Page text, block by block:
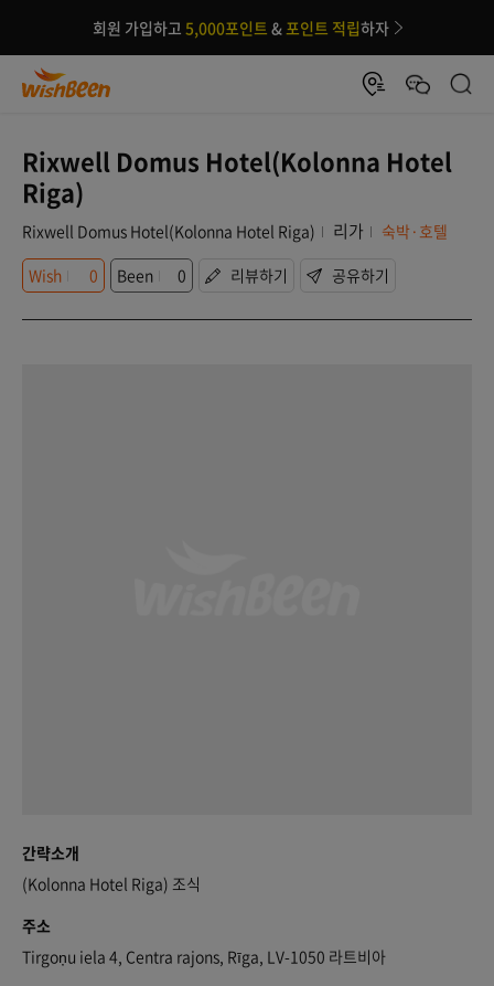
회원 가입하고 5,000포인트 &포인트 적립하자
Rixwell Domus Hotel(Kolonna Hotel
Riga)
Rixwell Domus Hotel(Kolonna Hotel Riga) 리가
숙박·호텔
Wish
0 Been 0 리뷰하기 공유하기
간략소개
(Kolonna Hotel Riga) 조식
주소
Tirgoņu iela 4, Centra rajons, Rīga, LV-1050 라트비아